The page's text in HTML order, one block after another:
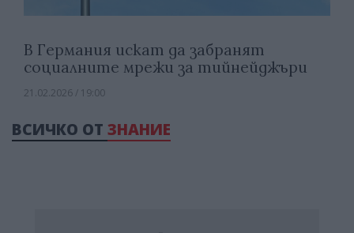
В Германия искат да забранят
социалните мрежи за тийнейджъри
21.02.2026 / 19:00
ВСИЧКО ОТ ЗНАНИЕ